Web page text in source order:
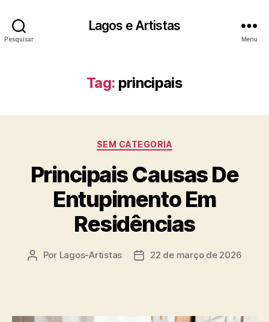
Pesquisar
Lagos e Artistas
Menu
Tag: principais
Categorias
SEM CATEGORIA
Principais Causas De
Entupimento Em
Residências
Autor
Por Lagos-Artistas
Data22 de março de 2026